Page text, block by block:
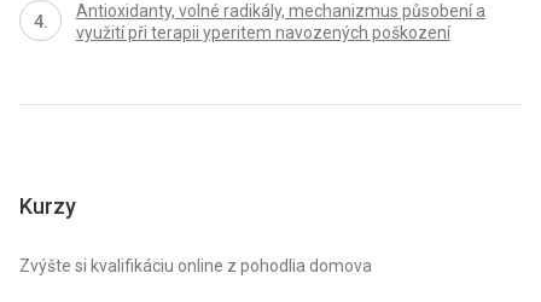
Antioxidanty, volné radikály, mechanizmus působení a
využití při terapii yperitem navozených poškození
Kurzy
Zvýšte si kvalifikáciu online z pohodlia domova